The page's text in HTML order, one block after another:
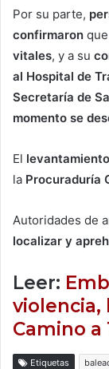
Por su parte,
confirmaron
vitales, y a su
al Hospital de
Secretaría de
momento se
El
la Procuraduría
Autoridades de
localizar y
Leer:
violencia,
Camino
Etiquetas